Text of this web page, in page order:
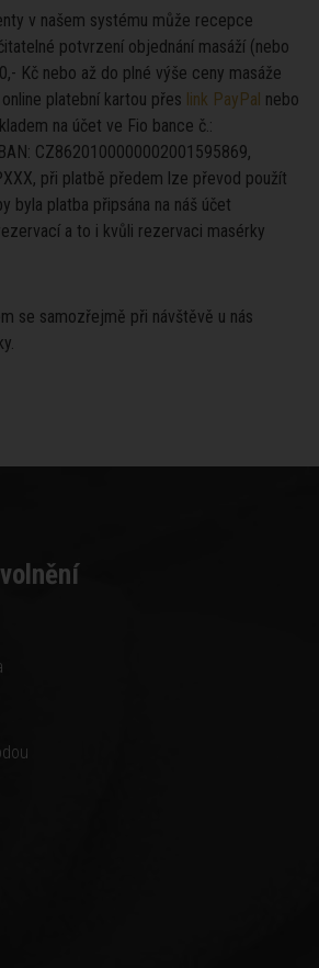
v našem systému může recepce
potvrzení objednání masáží (nebo
Kč nebo až do plné výše ceny masáže
platební kartou přes link PayPal nebo
na účet ve Fio bance č.:
CZ8620100000002001595869,
při platbě předem lze převod použít
byla platba připsána na náš účet
a to i kvůli rezervaci masérky
se samozřejmě při návštěvě u nás